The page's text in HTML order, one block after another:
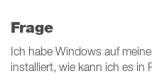
Frage
Ich habe Windows auf
installiert, wie kann ich es in